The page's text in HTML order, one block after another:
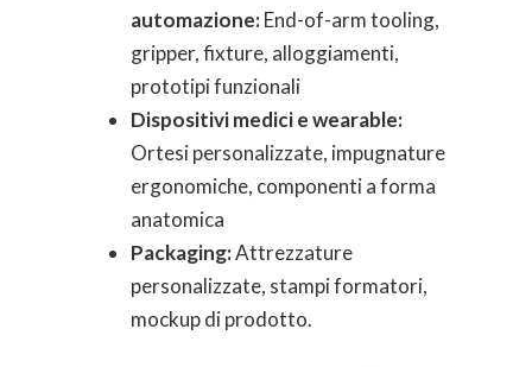
automazione:End-of-arm tooling,
gripper, fixture, alloggiamenti,
prototipi funzionali
Dispositivi medici e wearable:
Ortesi personalizzate, impugnature
ergonomiche, componenti a forma
anatomica
Packaging:Attrezzature
personalizzate, stampi formatori,
mockup di prodotto.